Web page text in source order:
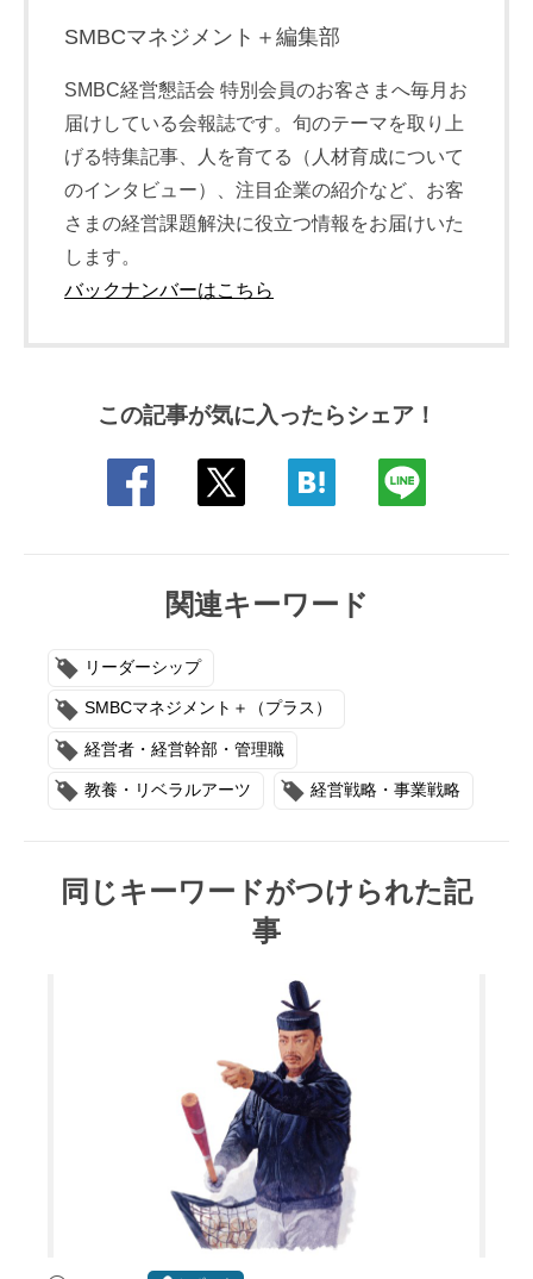
SMBCマネジメント＋編集部
SMBC経営懇話会 特別会員のお客さまへ毎月お
届けしている会報誌です。旬のテーマを取り上
げる特集記事、人を育てる（人材育成について
のインタビュー）、注目企業の紹介など、お客
さまの経営課題解決に役立つ情報をお届けいた
します。
バックナンバーはこちら
この記事が気に入ったらシェア！
関連キーワード
リーダーシップ
SMBCマネジメント＋（プラス）
経営者・経営幹部・管理職
教養・リベラルアーツ 経営戦略・事業戦略
同じキーワードがつけられた記
事